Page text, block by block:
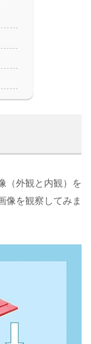
（外観と内観）を
像を観察してみま